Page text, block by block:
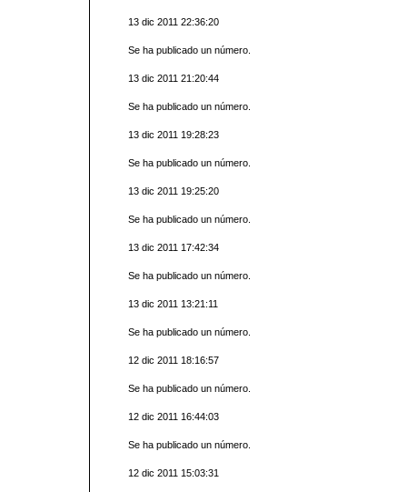
13 dic 2011 22:36:20
Se ha publicado un número.
13 dic 2011 21:20:44
Se ha publicado un número.
13 dic 2011 19:28:23
Se ha publicado un número.
13 dic 2011 19:25:20
Se ha publicado un número.
13 dic 2011 17:42:34
Se ha publicado un número.
13 dic 2011 13:21:11
Se ha publicado un número.
12 dic 2011 18:16:57
Se ha publicado un número.
12 dic 2011 16:44:03
Se ha publicado un número.
12 dic 2011 15:03:31